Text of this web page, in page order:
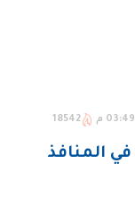
03:49 م 18542
تهريب في المنافذ